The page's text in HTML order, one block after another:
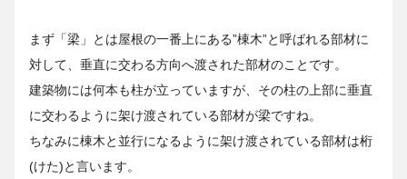
まず「梁」とは屋根の一番上にある”棟木”と呼ばれる部材に
対して、垂直に交わる方向へ渡された部材のことです。
建築物には何本も柱が立っていますが、その柱の上部に垂直
に交わるように架け渡されている部材が梁ですね。
ちなみに棟木と並行になるように架け渡されている部材は桁
(けた)と言います。